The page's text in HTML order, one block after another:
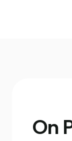
On